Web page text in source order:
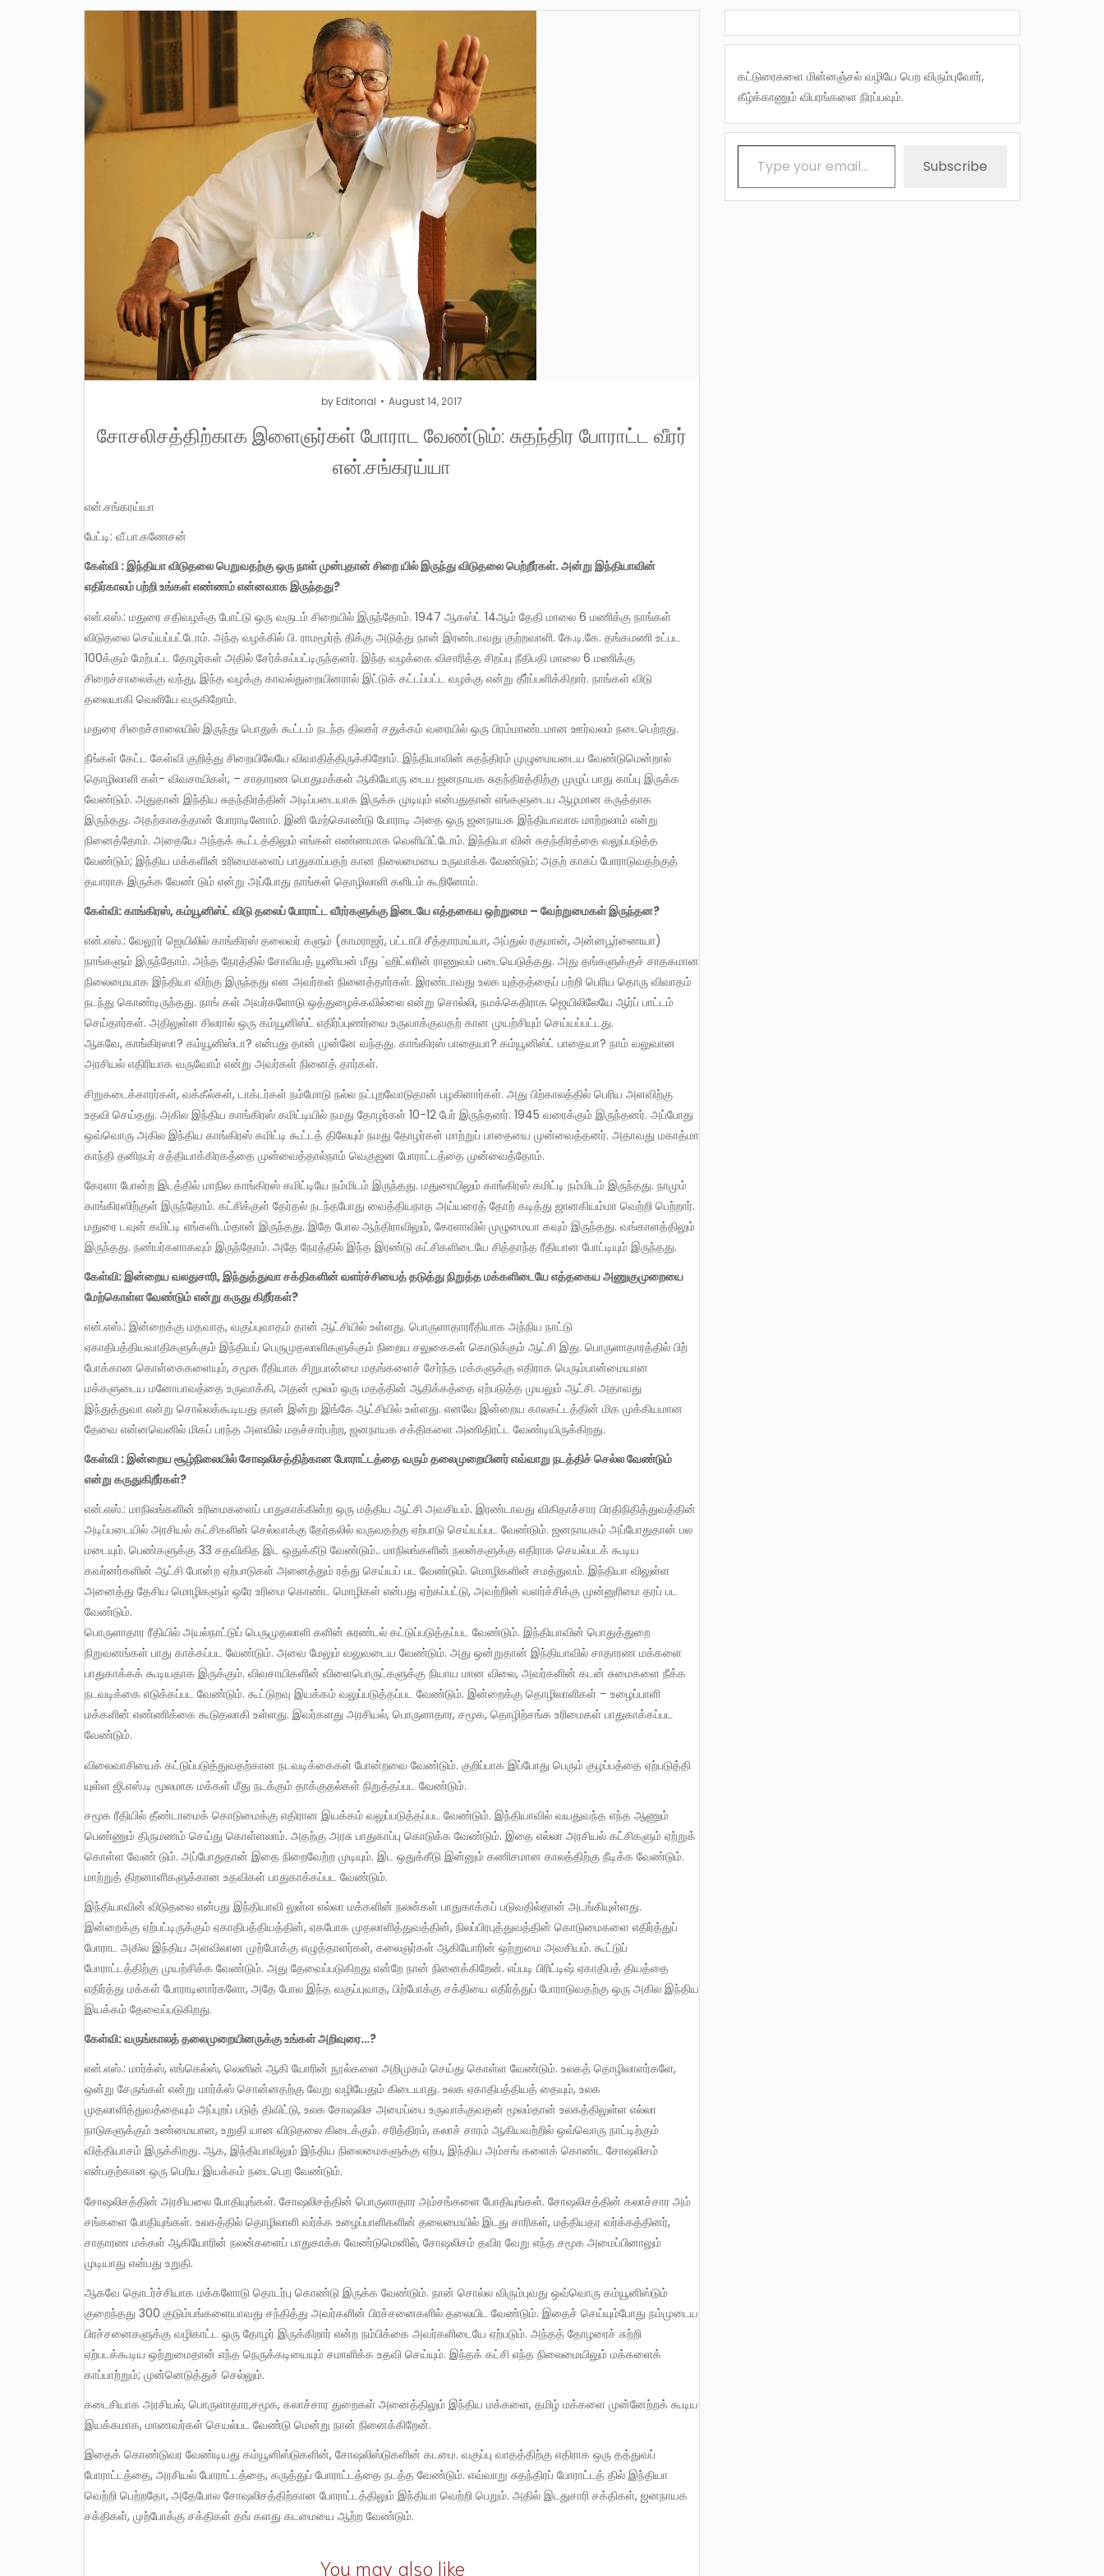
by Editorial August 14, 2017
சோசலிசத்திற்காக இளைஞர்கள் போராட வேண்டும்: சுதந்திர போராட்ட வீரர்
என்.சங்கரய்யா
என்.சங்கரய்யா
பேட்டி: வீ.பா.கணேசன்
கேள்வி : இந்தியா விடுதலை பெறுவதற்கு ஒரு நாள் முன்புதான் சிறை யில் இருந்து விடுதலை பெற்றீர்கள். அன்று இந்தியாவின்
எதிர்காலம் பற்றி உங்கள் எண்ணம் என்னவாக இருந்தது?
என்.எஸ்.: மதுரை சதிவழக்கு போட்டு ஒரு வருடம் சிறையில் இருந்தோம். 1947 ஆகஸ்ட் 14ஆம் தேதி மாலை 6 மணிக்கு நாங்கள்
விடுதலை செய்யப்பட்டோம். அந்த வழக்கில் பி. ராமமூர்த் திக்கு அடுத்து நான் இரண்டாவது குற்றவாளி. கே.டி.கே. தங்கமணி உட்பட
100க்கும் மேற்பட்ட தோழர்கள் அதில் சேர்க்கப்பட்டிருந்தனர். இந்த வழக்கை விசாரித்த சிறப்பு நீதிபதி மாலை 6 மணிக்கு
சிறைச்சாலைக்கு வந்து, இந்த வழக்கு காவல்துறையினரால் இட்டுக் கட்டப்பட்ட வழக்கு என்று தீர்ப்பளிக்கிறார். நாங்கள் விடு
தலையாகி வெளியே வருகிறோம்.
மதுரை சிறைச்சாலையில் இருந்து பொதுக் கூட்டம் நடந்த திலகர் சதுக்கம் வரையில் ஒரு பிரம்மாண்டமான ஊர்வலம் நடைபெற்றது.
நீங்கள் கேட்ட கேள்வி குறித்து சிறையிலேயே விவாதித்திருக்கிறோம். இந்தியாவின் சுதந்திரம் முழுமையடைய வேண்டுமென்றால்
தொழிலாளி கள்- விவசாயிகள், – சாதாரண பொதுமக்கள் ஆகியோரு டைய ஜனநாயக சுதந்திரத்திற்கு முழுப் பாது காப்பு இருக்க
வேண்டும். அதுதான் இந்திய சுதந்திரத்தின் அடிப்படையாக இருக்க முடியும் என்பதுதான் எங்களுடைய ஆழமான கருத்தாக
இருந்தது. அதற்காகத்தான் போராடினோம். இனி மேற்கொண்டு போராடி அதை ஒரு ஜனநாயக இந்தியாவாக மாற்றலாம் என்று
நினைத்தோம். அதையே அந்தக் கூட்டத்திலும் எங்கள் எண்ணமாக வெளியிட்டோம். இந்தியா வின் சுதந்திரத்தை வலுப்படுத்த
வேண்டும்; இந்திய மக்களின் உரிமைகளைப் பாதுகாப்பதற் கான நிலைமையை உருவாக்க வேண்டும்; அதற் காகப் போராடுவதற்குத்
தயாராக இருக்க வேண் டும் என்று அப்போது நாங்கள் தொழிலாளி களிடம் கூறினோம்.
கேள்வி: காங்கிரஸ், கம்யூனிஸ்ட் விடு தலைப் போராட்ட வீரர்களுக்கு இடையே எத்தகைய ஒற்றுமை – வேற்றுமைகள் இருந்தன?
என்.எஸ்.: வேலூர் ஜெயிலில் காங்கிரஸ் தலைவர் களும் (காமராஜர், பட்டாபி சீத்தாரமய்யா, அப்துல் ரகுமான், அன்னபூர்ணையா)
நாங்களும் இருந்தோம். அந்த நேரத்தில் சோவியத் யூனியன் மீது `ஹிட்லரின் ராணுவம் படையெடுத்தது. அது தங்களுக்குச் சாதகமான
நிலைமையாக இந்தியா விற்கு இருந்தது என அவர்கள் நினைத்தார்கள். இரண்டாவது உலக யுத்தத்தைப் பற்றி பெரிய தொரு விவாதம்
நடந்து கொண்டிருந்தது. நாங் கள் அவர்களோடு ஒத்துழைக்கவில்லை என்று சொல்லி, நமக்கெதிராக ஜெயிலிலேயே ஆர்ப் பாட்டம்
செய்தார்கள். அதிலுள்ள சிலரால் ஒரு கம்யூனிஸ்ட் எதிர்ப்புணர்வை உருவாக்குவதற் கான முயற்சியும் செய்யப்பட்டது.
ஆகவே, காங்கிரஸா? கம்யூனிஸ்டா? என்பது தான் முன்னே வந்தது. காங்கிரஸ் பாதையா? கம்யூனிஸ்ட் பாதையா? நாம் வலுவான
அரசியல் எதிரியாக வருவோம் என்று அவர்கள் நினைத் தார்கள்.
சிறுகடைக்காரர்கள், வக்கீல்கள், டாக்டர்கள் நம்மோடு நல்ல நட்புறவோடுதான் பழகினார்கள். அது பிற்காலத்தில் பெரிய அளவிற்கு
உதவி செய்தது. அகில இந்திய காங்கிரஸ் கமிட்டியில் நமது தோழர்கள் 10-12 பேர் இருந்தனர். 1945 வரைக்கும் இருந்தனர். அப்போது
ஒவ்வொரு அகில இந்திய காங்கிரஸ் கமிட்டி கூட்டத் திலேயும் நமது தோழர்கள் மாற்றுப் பாதையை முன்வைத்தனர். அதாவது மகாத்மா
காந்தி தனிநபர் சத்தியாக்கிரகத்தை முன்வைத்தால்நாம் வெகுஜன போராட்டத்தை முன்வைத்தோம்.
கேரளா போன்ற இடத்தில் மாநில காங்கிரஸ் கமிட்டியே நம்மிடம் இருந்தது. மதுரையிலும் காங்கிரஸ் கமிட்டி நம்மிடம் இருந்தது. நாமும்
காங்கிரஸிற்குள் இருந்தோம். கட்சிக்குள் தேர்தல் நடந்தபோது வைத்தியநாத அய்யரைத் தோற் கடித்து ஜானகியம்மா வெற்றி பெற்றார்.
மதுரை டவுன் கமிட்டி எங்களிடம்தான் இருந்தது. இதே போல ஆந்திராவிலும், கேரளாவில் முழுமையா கவும் இருந்தது. வங்காளத்திலும்
இருந்தது. நண்பர்களாகவும் இருந்தோம். அதே நேரத்தில் இந்த இரண்டு கட்சிகளிடையே சித்தாந்த ரீதியான போட்டியும் இருந்தது.
கேள்வி: இன்றைய வலதுசாரி, இந்துத்துவா சக்திகளின் வளர்ச்சியைத் தடுத்து நிறுத்த மக்களிடையே எத்தகைய அணுகுமுறையை
மேற்கொள்ள வேண்டும் என்று கருது கிறீர்கள்?
என்.எஸ்.: இன்றைக்கு மதவாத, வகுப்புவாதம் தான் ஆட்சியில் உள்ளது. பொருளாதாரரீதியாக அந்நிய நாட்டு
ஏகாதிபத்தியவாதிகளுக்கும் இந்தியப் பெருமுதலாளிகளுக்கும் நிறைய சலுகைகள் கொடுக்கும் ஆட்சி இது. பொருளாதாரத்தில் பிற்
போக்கான கொள்கைகளையும், சமூக ரீதியாக சிறுபான்மை மதங்களைச் சேர்ந்த மக்களுக்கு எதிராக பெரும்பான்மையான
மக்களுடைய மனோபாவத்தை உருவாக்கி, அதன் மூலம் ஒரு மதத்தின் ஆதிக்கத்தை ஏற்படுத்த முயலும் ஆட்சி. அதாவது
இந்துத்துவா என்று சொல்லக்கூடியது தான் இன்று இங்கே ஆட்சியில் உள்ளது. எனவே இன்றைய காலகட்டத்தின் மிக முக்கியமான
தேவை என்னவெனில் மிகப் பரந்த அளவில் மதச்சார்பற்ற, ஜனநாயக சக்திகளை அணிதிரட்ட வேண்டியிருக்கிறது.
கேள்வி : இன்றைய சூழ்நிலையில் சோஷலிசத்திற்கான போராட்டத்தை வரும் தலைமுறையினர் எவ்வாறு நடத்திச் செல்ல வேண்டும்
என்று கருதுகிறீர்கள்?
என்.எஸ்.: மாநிலங்களின் உரிமைகளைப் பாதுகாக்கின்ற ஒரு மத்திய ஆட்சி அவசியம். இரண்டாவது விகிதாச்சார பிரதிநிதித்துவத்தின்
அடிப்படையில் அரசியல் கட்சிகளின் செல்வாக்கு தேர்தலில் வருவதற்கு ஏற்பாடு செய்யப்பட வேண்டும். ஜனநாயகம் அப்போதுதான் பல
மடையும். பெண்களுக்கு 33 சதவிகித இட ஒதுக்கீடு வேண்டும்.. மாநிலங்களின் நலன்களுக்கு எதிராக செயல்படக் கூடிய
கவர்னர்களின் ஆட்சி போன்ற ஏற்பாடுகள் அனைத்தும் ரத்து செய்யப் பட வேண்டும். மொழிகளின் சமத்துவம். இந்தியா விலுள்ள
அனைத்து தேசிய மொழிகளும் ஒரே உரிமை கொண்ட மொழிகள் என்பது ஏற்கப்பட்டு, அவற்றின் வளர்ச்சிக்கு முன்னுரிமை தரப் பட
வேண்டும்.
பொருளாதார ரீதியில் அயல்நாட்டுப் பெருமுதலாளி களின் சுரண்டல் கட்டுப்படுத்தப்பட வேண்டும். இந்தியாவின் பொதுத்துறை
நிறுவனங்கள் பாது காக்கப்பட வேண்டும். அவை மேலும் வலுவடைய வேண்டும். அது ஒன்றுதான் இந்தியாவில் சாதாரண மக்களை
பாதுகாக்கக் கூடியதாக இருக்கும். விவசாயிகளின் விளைபொருட்களுக்கு நியாய மான விலை, அவர்களின் கடன் சுமைகளை நீக்க
நடவடிக்கை எடுக்கப்பட வேண்டும். கூட்டுறவு இயக்கம் வலுப்படுத்தப்பட வேண்டும். இன்றைக்கு தொழிலாளிகள் – உழைப்பாளி
மக்களின் எண்ணிக்கை கூடுதலாகி உள்ளது. இவர்களது அரசியல், பொருளாதார, சமூக, தொழிற்சங்க உரிமைகள் பாதுகாக்கப்பட
வேண்டும்.
விலைவாசியைக் கட்டுப்படுத்துவதற்கான நடவடிக்கைகள் போன்றவை வேண்டும். குறிப்பாக இப்போது பெரும் குழப்பத்தை ஏற்படுத்தி
யுள்ள ஜி.எஸ்.டி மூலமாக மக்கள் மீது நடக்கும் தாக்குதல்கள் நிறுத்தப்பட வேண்டும்.
சமூக ரீதியில் தீண்டாமைக் கொடுமைக்கு எதிரான இயக்கம் வலுப்படுத்தப்பட வேண்டும். இந்தியாவில் வயதுவந்த எந்த ஆணும்
பெண்ணும் திருமணம் செய்து கொள்ளலாம். அதற்கு அரசு பாதுகாப்பு கொடுக்க வேண்டும். இதை எல்லா அரசியல் கட்சிகளும் ஏற்றுக்
கொள்ள வேண் டும். அப்போதுதான் இதை நிறைவேற்ற முடியும். இட ஒதுக்கீடு இன்னும் கணிசமான காலத்திற்கு நீடிக்க வேண்டும்.
மாற்றுத் திறனாளிகளுக்கான உதவிகள் பாதுகாக்கப்பட வேண்டும்.
இந்தியாவின் விடுதலை என்பது இந்தியாவி லுள்ள எல்லா மக்களின் நலன்கள் பாதுகாக்கப் படுவதில்தான் அடங்கியுள்ளது.
இன்றைக்கு ஏற்பட்டிருக்கும் ஏகாதிபத்தியத்தின், ஏகபோக முதலாளித்துவத்தின், நிலப்பிரபுத்துவத்தின் கொடுமைகளை எதிர்த்துப்
போராட அகில இந்திய அளவிலான முற்போக்கு எழுத்தாளர்கள், கலைஞர்கள் ஆகியோரின் ஒற்றுமை அவசியம். கூட்டுப்
போராட்டத்திற்கு முயற்சிக்க வேண்டும். அது தேவைப்படுகிறது என்றே நான் நினைக்கிறேன். எப்படி பிரிட்டிஷ் ஏகாதிபத் தியத்தை
எதிர்த்து மக்கள் போராடினார்களோ, அதே போல இந்த வகுப்புவாத, பிற்போக்கு சக்தியை எதிர்த்துப் போராடுவதற்கு ஒரு அகில இந்திய
இயக்கம் தேவைப்படுகிறது.
கேள்வி: வருங்காலத் தலைமுறையினருக்கு உங்கள் அறிவுரை…?
என்.எஸ்.: மார்க்ஸ், எங்கெல்ஸ், லெனின் ஆகி யோரின் நூல்களை அறிமுகம் செய்து கொள்ள வேண்டும். உலகத் தொழிலாளர்களே,
ஒன்று சேருங்கள் என்று மார்க்ஸ் சொன்னதற்கு வேறு வழியேதும் கிடையாது. உலக ஏகாதிபத்தியத் தையும், உலக
முதலாளித்துவத்தையும் அப்புறப் படுத் திவிட்டு, உலக சோஷலிச அமைப்பை உருவாக்குவதன் மூலம்தான் உலகத்திலுள்ள எல்லா
நாடுகளுக்கும் உண்மையான, உறுதி யான விடுதலை கிடைக்கும். சரித்திரம், கலாச் சாரம் ஆகியவற்றில் ஒவ்வொரு நாட்டிற்கும்
வித்தியாசம் இருக்கிறது. ஆக, இந்தியாவிலும் இந்திய நிலைமைகளுக்கு ஏற்ப, இந்திய அம்சங் களைக் கொண்ட சோஷலிசம்
என்பதற்கான ஒரு பெரிய இயக்கம் நடைபெற வேண்டும்.
சோஷலிசத்தின் அரசியலை போதியுங்கள். சோஷலிசத்தின் பொருளாதார அம்சங்களை போதியுங்கள். சோஷலிசத்தின் கலாச்சார அம்
சங்களை போதியுங்கள். உலகத்தில் தொழிலாளி வர்க்க உழைப்பாளிகளின் தலைமையில் இடது சாரிகள், மத்தியதர வர்க்கத்தினர்,
சாதாரண மக்கள் ஆகியோரின் நலன்களைப் பாதுகாக்க வேண்டுமெனில், சோஷலிசம் தவிர வேறு எந்த சமூக அமைப்பினாலும்
முடியாது என்பது உறுதி.
ஆகவே தொடர்ச்சியாக மக்களோடு தொடர்பு கொண்டு இருக்க வேண்டும். நான் சொல்ல விரும்புவது ஒவ்வொரு கம்யூனிஸ்டும்
குறைந்தது 300 குடும்பங்களையாவது சந்தித்து அவர்களின் பிரச்சனைகளில் தலையிட வேண்டும். இதைச் செய்யும்போது நம்முடைய
பிரச்சனைகளுக்கு வழிகாட்ட ஒரு தோழர் இருக்கிறார் என்ற நம்பிக்கை அவர்களிடையே ஏற்படும். அந்தத் தோழரைச் சுற்றி
ஏற்படக்கூடிய ஒற்றுமைதான் எந்த நெருக்கடியையும் சமாளிக்க உதவி செய்யும். இந்தக் கட்சி எந்த நிலைமையிலும் மக்களைக்
காப்பாற்றும்; முன்னெடுத்துச் செல்லும்.
கடைசியாக அரசியல், பொருளாதார,சமூக, கலாச்சார துறைகள் அனைத்திலும் இந்திய மக்களை, தமிழ் மக்களை முன்னேற்றக் கூடிய
இயக்கமாக, மாணவர்கள் செயல்பட வேண்டு மென்று நான் நினைக்கிறேன்.
இதைக் கொண்டுவர வேண்டியது கம்யூனிஸ்டுகளின், சோஷலிஸ்டுகளின் கடமை. வகுப்பு வாதத்திற்கு எதிராக ஒரு தத்துவப்
போராட்டத்தை, அரசியல் போராட்டத்தை, கருத்துப் போராட்டத்தை நடத்த வேண்டும். எவ்வாறு சுதந்திரப் போராட்டத் தில் இந்தியா
வெற்றி பெற்றதோ, அதேபோல சோஷலிசத்திற்கான போராட்டத்திலும் இந்தியா வெற்றி பெறும். அதில் இடதுசாரி சக்திகள், ஜனநாயக
சக்திகள், முற்போக்கு சக்திகள் தங் களது கடமையை ஆற்ற வேண்டும்.
You may also like
கட்டுரைகளை மின்னஞ்சல் வழியே பெற விரும்புவோர்,
கீழ்க்காணும் விபரங்களை நிரப்பவும்.
Type your email…
Subscribe